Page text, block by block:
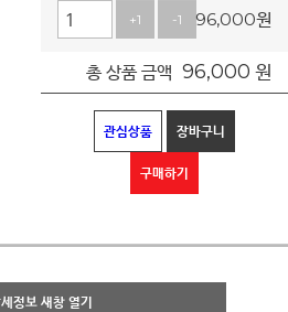
+1 -1 96,000원
총 상품 금액 96,000 원
관심상품 장바구니
구매하기
정보 새창 열기